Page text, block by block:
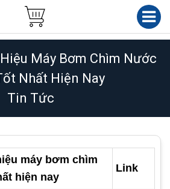
Máy Bơm Chìm Nước
Nhất Hiện Nay
Tin Tức
máy bơm chìm
hiện nay
Link